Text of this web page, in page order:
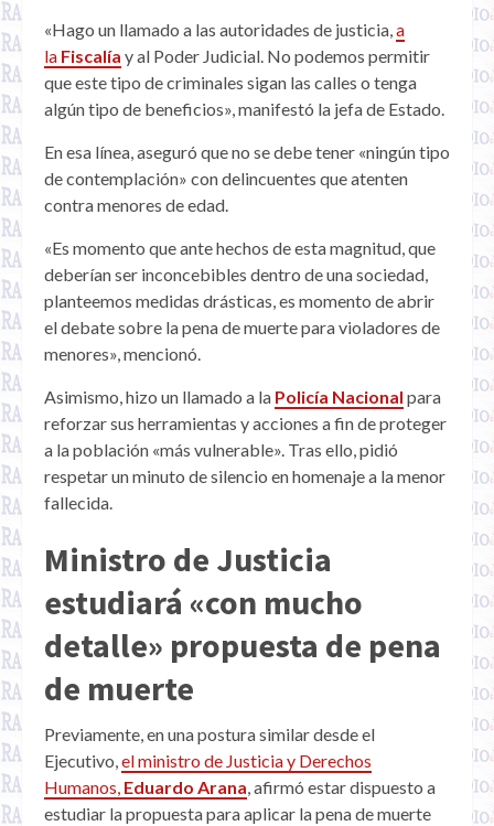
«Hago un llamado a las autoridades de justicia,a
la Fiscalía y al Poder Judicial. No podemos permitir
que este tipo de criminales sigan las calles o tenga
algún tipo de beneficios», manifestó la jefa de Estado.
En esa línea, aseguró que no se debe tener «ningún tipo
de contemplación» con delincuentes que atenten
contra menores de edad.
«Es momento que ante hechos de esta magnitud, que
deberían ser inconcebibles dentro de una sociedad,
planteemos medidas drásticas, es momento de abrir
el debate sobre la pena de muerte para violadores de
menores», mencionó.
Asimismo, hizo un llamado a la Policía Nacional para
reforzar sus herramientas y acciones a fin de proteger
a la población «más vulnerable». Tras ello, pidió
respetar un minuto de silencio en homenaje a la menor
fallecida.
Ministro de Justicia
estudiará «con mucho
detalle» propuesta de pena
de muerte
Previamente, en una postura similar desde el
Ejecutivo,el ministro de Justicia y Derechos
Humanos, Eduardo Arana, afirmó estar dispuesto a
estudiar la propuesta para aplicar la pena de muerte